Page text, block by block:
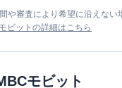
や審査により希望に沿えない
ビット の詳細はこちら
モビット